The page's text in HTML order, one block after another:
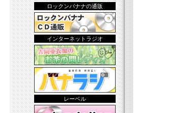
ロックンバナナの通販
インターネットラジオ
レーベル